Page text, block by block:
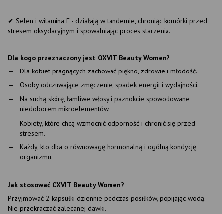
✔ Selen i witamina E - działają w tandemie, chroniąc komórki przed
stresem oksydacyjnym i spowalniając proces starzenia.
Dla kogo przeznaczony jest OXVIT Beauty Women?
Dla kobiet pragnących zachować piękno, zdrowie i młodość.
Osoby odczuwające zmęczenie, spadek energii i wydajności.
Na suchą skórę, łamliwe włosy i paznokcie spowodowane
niedoborem mikroelementów.
Kobiety, które chcą wzmocnić odporność i chronić się przed
stresem.
Każdy, kto dba o równowagę hormonalną i ogólną kondycję
organizmu.
Jak stosować OXVIT Beauty Women?
Przyjmować 2 kapsułki dziennie podczas posiłków, popijając wodą.
Nie przekraczać zalecanej dawki.